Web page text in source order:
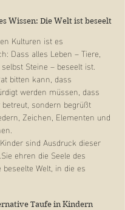
Wissen: Die Welt ist beseelt
Kulturen ist es
Dass alles Leben – Tiere,
Steine – beseelt ist.
bitten kann, dass
werden müssen, dass
sondern begrüßt
Zeichen, Elementen und
sind Ausdruck dieser
ehren die Seele des
Welt, in die es
Taufe in Kindern